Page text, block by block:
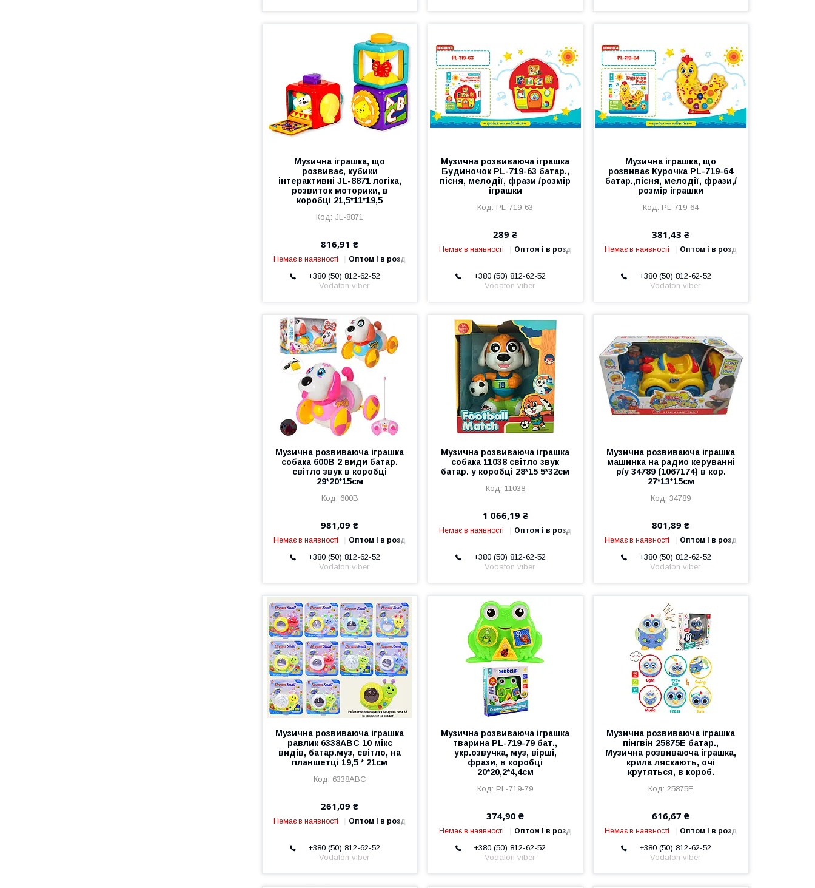
Музична іграшка, що
розвиває, кубики
інтерактивні JL-8871 логіка,
розвиток моторики, в
коробці 21,5*11*19,5
JL-8871
816,91 ₴
Немає в наявності Оптом і в роздріб
+380 (50) 812-62-52
Vodafon viber
Музична розвиваюча іграшка
Будиночок PL-719-63 батар.,
пісня, мелодії, фрази /розмір
іграшки
PL-719-63
289 ₴
Немає в наявності Оптом і в роздріб
+380 (50) 812-62-52
Vodafon viber
Музична іграшка, що
розвиває Курочка PL-719-64
батар.,пісня, мелодії, фрази,/
розмір іграшки
PL-719-64
381,43 ₴
Немає в наявності Оптом і в роздріб
+380 (50) 812-62-52
Vodafon viber
Музична розвиваюча іграшка
собака 600B 2 види батар.
світло звук в коробці
29*20*15см
600B
981,09 ₴
Немає в наявності Оптом і в роздріб
+380 (50) 812-62-52
Vodafon viber
Музична розвиваюча іграшка
собака 11038 світло звук
батар. у коробці 28*15 5*32см
11038
1 066,19 ₴
Немає в наявності Оптом і в роздріб
+380 (50) 812-62-52
Vodafon viber
Музична розвиваюча іграшка
машинка на радио керуванні
р/у 34789 (1067174) в кор.
27*13*15см
34789
801,89 ₴
Немає в наявності Оптом і в роздріб
+380 (50) 812-62-52
Vodafon viber
Музична розвиваюча іграшка
равлик 6338ABC 10 мікс
видів, батар.муз, світло, на
планшетці 19,5 * 21см
6338ABC
261,09 ₴
Немає в наявності Оптом і в роздріб
+380 (50) 812-62-52
Vodafon viber
Музична розвиваюча іграшка
тварина PL-719-79 бат.,
укр.озвучка, муз, вірші,
фрази, в коробці
20*20,2*4,4см
PL-719-79
374,90 ₴
Немає в наявності Оптом і в роздріб
+380 (50) 812-62-52
Vodafon viber
Музична розвиваюча іграшка
пінгвін 25875E батар.,
Музична розвиваюча іграшка,
крила ляскають, очі
крутяться, в короб.
25875E
616,67 ₴
Немає в наявності Оптом і в роздріб
+380 (50) 812-62-52
Vodafon viber